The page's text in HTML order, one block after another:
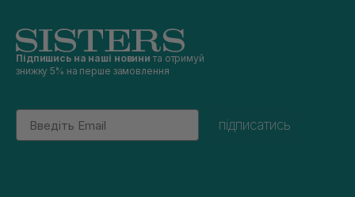
Підпишись на наші новини та отримуй
знижку 5% на перше замовлення
Email
підписатись